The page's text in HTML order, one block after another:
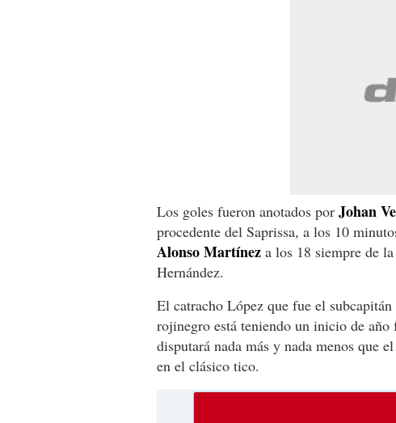
Los goles fueron anotados por Johan
procedente del Saprissa, a los 10
Alonso Martínez a los 18 siempre de
Hernández.
El catracho López que fue el
rojinegro está teniendo un inicio de año
disputará nada más y nada menos que
en el clásico tico.